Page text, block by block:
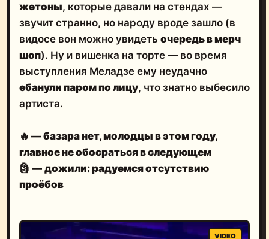
жетоны, которые давали на стендах —
звучит странно, но народу вроде зашло (в
видосе вон можно увидеть очередь в мерч
шоп). Ну и вишенка на торте — во время
выступления Меладзе ему неудачно
ебанули паром по лицу, что знатно выбесило
артиста.
🔥 — базара нет, молодцы в этом году,
главное не обосраться в следующем
🗿 — дожили: радуемся отсутствию
проёбов